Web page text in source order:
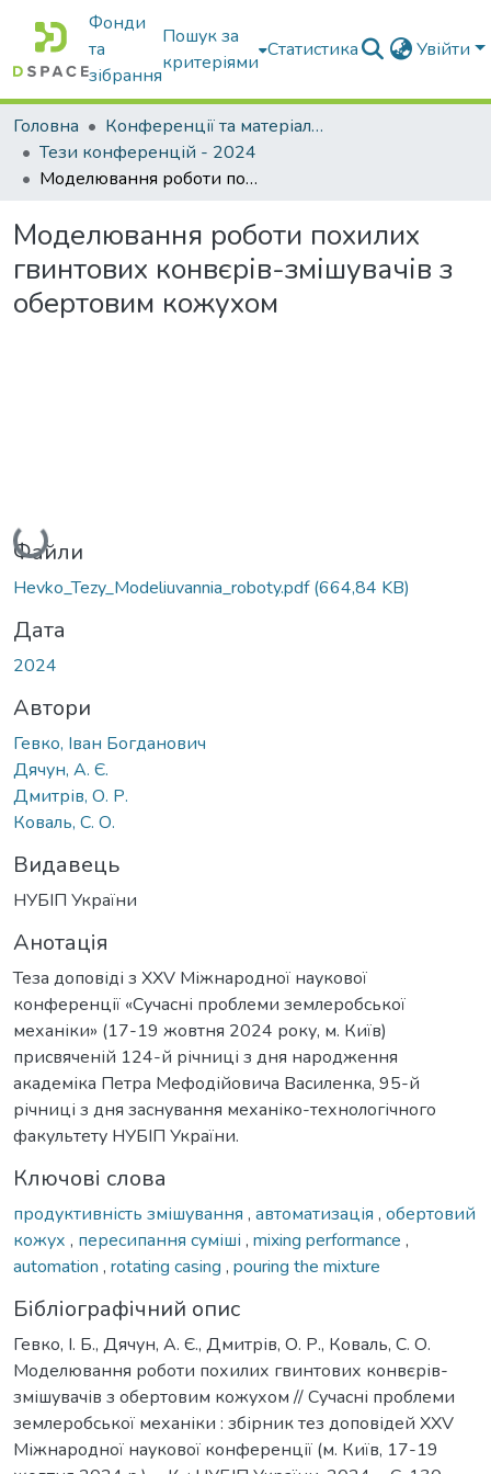
Фонди
та
зібрання
Пошук за
критеріями
Статистика Увійти
Головна
Конференції та матеріали конференцій
Тези конференцій - 2024
Моделювання роботи похилих гвинтових конвєрів-змішувачів з обертовим кожухом
Моделювання роботи похилих
гвинтових конвєрів-змішувачів з
обертовим кожухом
Вантажиться...
Файли
Hevko_Tezy_Modeliuvannia_roboty.pdf(664,84 KB)
Дата
2024
Автори
Гевко, Іван Богданович
Дячун, А. Є.
Дмитрів, О. Р.
Коваль, С. О.
Видавець
НУБІП України
Анотація
Теза доповіді з XXV Міжнародної наукової
конференції «Сучасні проблеми землеробської
механіки» (17-19 жовтня 2024 року, м. Київ)
присвяченій 124-й річниці з дня народження
академіка Петра Мефодійовича Василенка, 95-й
річниці з дня заснування механіко-технологічного
факультету НУБІП України.
Ключові слова
продуктивність змішування , автоматизація , обертовий
кожух , пересипання суміші , mixing performance ,
automation , rotating casing , pouring the mixture
Бібліографічний опис
Гевко, І. Б., Дячун, А. Є., Дмитрів, О. Р., Коваль, С. О.
Моделювання роботи похилих гвинтових конвєрів-
змішувачів з обертовим кожухом // Сучасні проблеми
землеробської механіки : збірник тез доповідей XXV
Міжнародної наукової конференції (м. Київ, 17-19